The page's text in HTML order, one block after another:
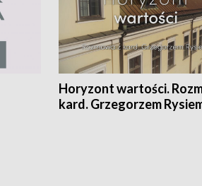
Horyzont wartości.
kard. Grzegorzem